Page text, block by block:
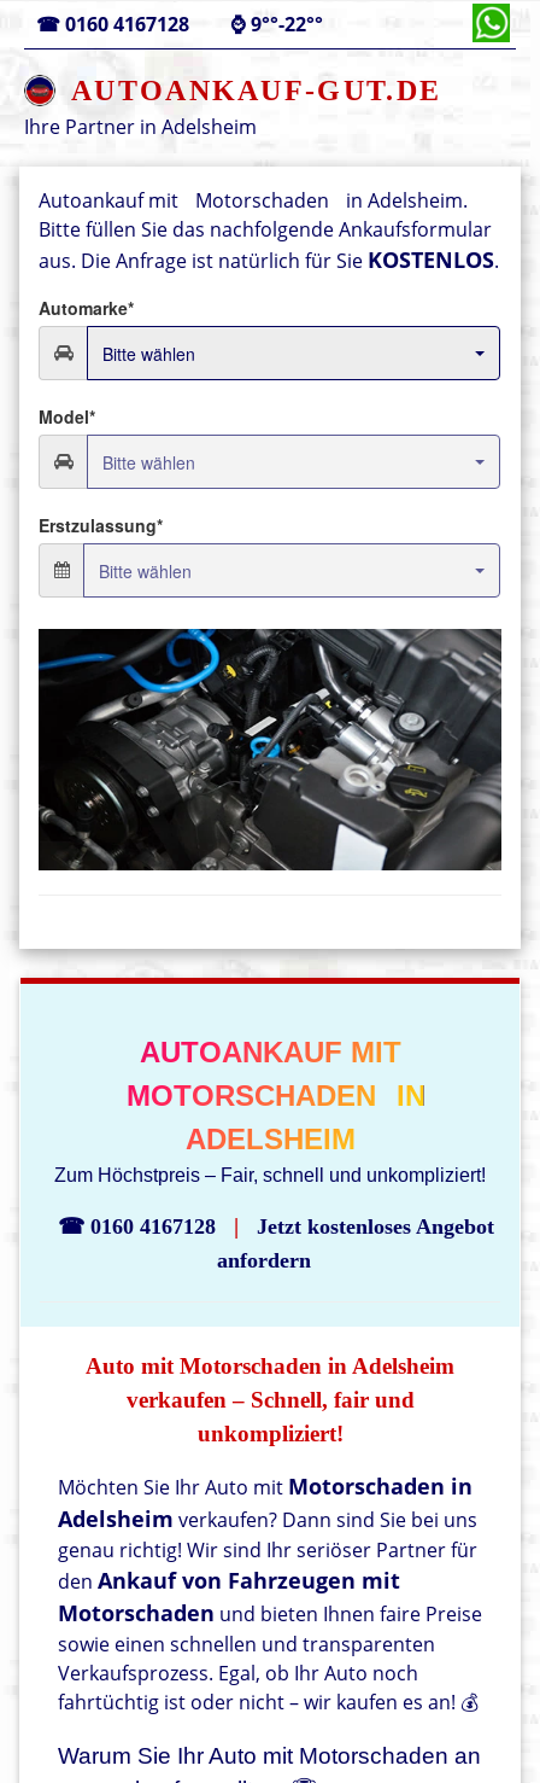
☎0160 4167128 ⌚9°°-22°°
AUTOANKAUF-GUT.DE
Ihre Partner in Adelsheim
Autoankauf mit Motorschaden
in Adelsheim.
Bitte füllen Sie das nachfolgende Ankaufsformular
aus. Die Anfrage ist natürlich für Sie KOSTENLOS.
AUTOANKAUF MIT
MOTORSCHADEN
IN
ADELSHEIM
Zum Höchstpreis – Fair, schnell und unkompliziert!
☎ 0160 4167128 |
Jetzt kostenloses Angebot
anfordern
Auto mit Motorschaden in Adelsheim
verkaufen – Schnell, fair und
unkompliziert!
Möchten Sie Ihr Auto mit Motorschaden in
Adelsheim verkaufen? Dann sind Sie bei uns
genau richtig! Wir sind Ihr seriöser Partner für
den Ankauf von Fahrzeugen mit
Motorschaden und bieten Ihnen faire Preise
sowie einen schnellen und transparenten
Verkaufsprozess. Egal, ob Ihr Auto noch
fahrtüchtig ist oder nicht – wir kaufen es an! 💰
Warum Sie Ihr Auto mit Motorschaden an